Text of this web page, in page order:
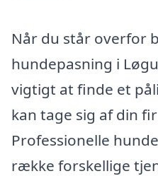
Når du står overfor
hundepasning i
vigtigt at finde et
kan tage sig af din
Professionelle
række forskellige